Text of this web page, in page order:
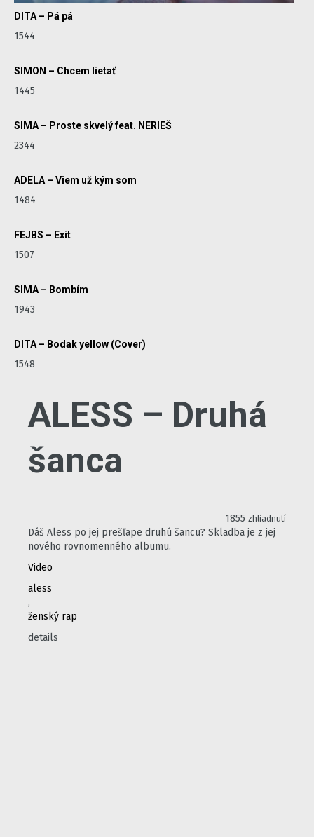
DITA – Pá pá
1544
SIMON – Chcem lietať
1445
SIMA – Proste skvelý feat. NERIEŠ
2344
ADELA – Viem už kým som
1484
FEJBS – Exit
1507
SIMA – Bombím
1943
DITA – Bodak yellow (Cover)
1548
ALESS – Druhá
šanca
1855 zhliadnutí
Dáš Aless po jej prešľape druhú šancu? Skladba je z jej
nového rovnomenného albumu.
Video
aless
,
ženský rap
details